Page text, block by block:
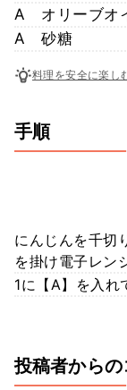
A オリーブオ
A 砂糖
料理を安全に楽し
手順
にんじんを千切
を掛け電子レン
1に【A】を入れ
投稿者からの